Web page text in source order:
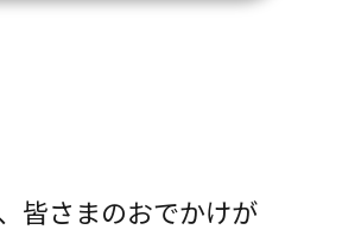
皆さまのおでかけが